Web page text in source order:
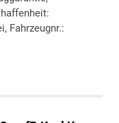
Fahrzeugnr.: